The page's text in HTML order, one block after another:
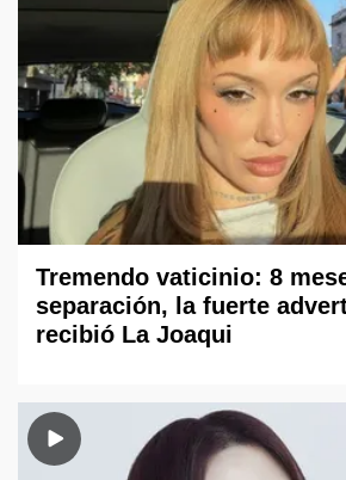
Tremendo vaticinio: 8
separación, la fuerte
recibió La Joaqui